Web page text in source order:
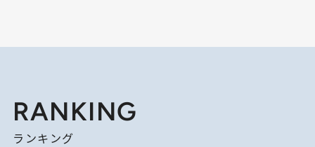
RANKING
ランキング